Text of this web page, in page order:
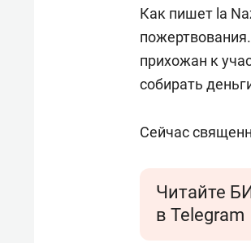
Как пишет la
прихожан к
собирать
Сейчас
Читайте
в Telegram